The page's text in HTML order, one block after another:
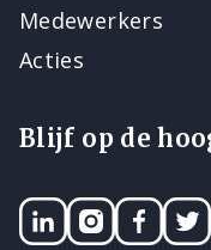
Medewerkers
Acties
Blijf op de
LinkedINInstagram